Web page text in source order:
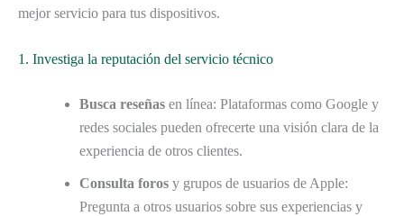
mejor servicio para tus dispositivos.
1. Investiga la reputación del servicio técnico
Busca reseñas en línea: Plataformas como Google y
redes sociales pueden ofrecerte una visión clara de la
experiencia de otros clientes.
Consulta foros y grupos de usuarios de Apple:
Pregunta a otros usuarios sobre sus experiencias y